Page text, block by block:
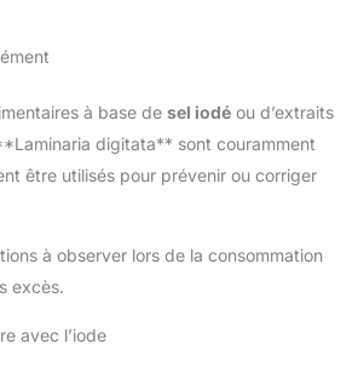
à base de sel iodé ou d’extraits
digitata** sont couramment
être utilisés pour prévenir ou corriger
à observer lors de la consommation
excès.
avec l’iode